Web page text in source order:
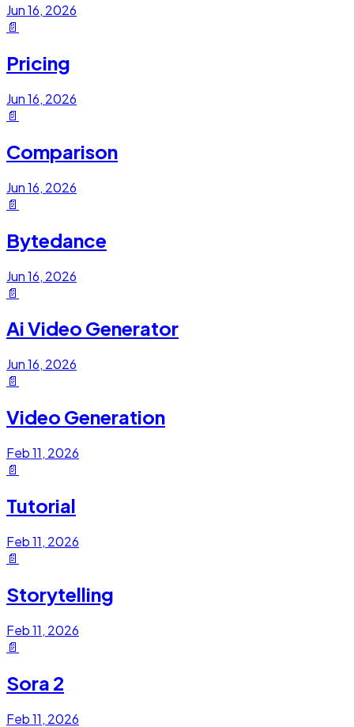
Jun 16, 2026
📄
Pricing
Jun 16, 2026
📄
Comparison
Jun 16, 2026
📄
Bytedance
Jun 16, 2026
📄
Ai Video Generator
Jun 16, 2026
📄
Video Generation
Feb 11, 2026
📄
Tutorial
Feb 11, 2026
📄
Storytelling
Feb 11, 2026
📄
Sora 2
Feb 11, 2026